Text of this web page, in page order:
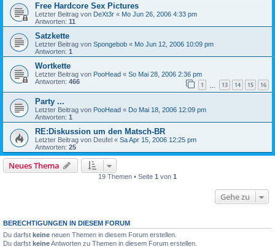
Free Hardcore Sex Pictures
Letzter Beitrag von DeXt3r « Mo Jun 26, 2006 4:33 pm
Antworten: 11
Satzkette
Letzter Beitrag von Spongebob « Mo Jun 12, 2006 10:09 pm
Antworten: 1
Wortkette
Letzter Beitrag von PooHead « So Mai 28, 2006 2:36 pm
Antworten: 466 1 13 14 15 16
Party ...
Letzter Beitrag von PooHead « Do Mai 18, 2006 12:09 pm
Antworten: 1
RE:Diskussion um den Matsch-BR
Letzter Beitrag von Deufel « Sa Apr 15, 2006 12:25 pm
Antworten: 25
Neues Thema
19 Themen • Seite 1 von 1
Gehe zu
BERECHTIGUNGEN IN DIESEM FORUM
Du darfst keine neuen Themen in diesem Forum erstellen.
Du darfst keineAntworten zu Themen in diesem Forum erstellen.